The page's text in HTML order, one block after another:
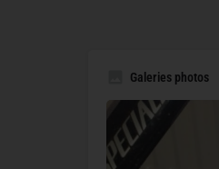
Galeries photos